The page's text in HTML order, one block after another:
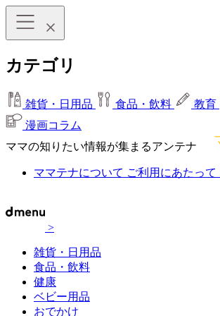
カテゴリ
雑貨・日用品 食品・飲料 教育
漫画コラム
ママの知りたい情報が集まるアンテナ
ママテナについて ご利用にあたって
>
雑貨・日用品
食品・飲料
健康
ベビー用品
おでかけ